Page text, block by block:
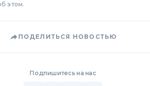
этом.
ПОДЕЛИТЬСЯ НОВОСТЬЮ
Подпишитесь на нас